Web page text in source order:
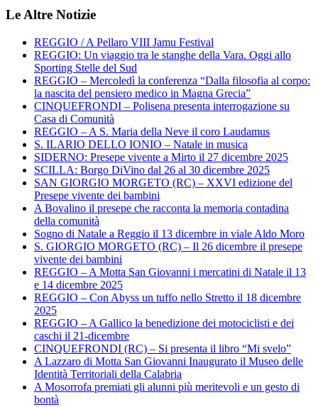
Le Altre Notizie
REGGIO / A Pellaro VIII Jamu Festival
REGGIO: Un viaggio tra le stanghe della Vara. Oggi allo
Sporting Stelle del Sud
REGGIO – Mercoledì la conferenza “Dalla filosofia al corpo:
la nascita del pensiero medico in Magna Grecia”
CINQUEFRONDI – Polisena presenta interrogazione su
Casa di Comunità
REGGIO – A S. Maria della Neve il coro Laudamus
S. ILARIO DELLO IONIO – Natale in musica
SIDERNO: Presepe vivente a Mirto il 27 dicembre 2025
SCILLA: Borgo DiVino dal 26 al 30 dicembre 2025
SAN GIORGIO MORGETO (RC) – XXVI edizione del
Presepe vivente dei bambini
A Bovalino il presepe che racconta la memoria contadina
della comunità
Sogno di Natale a Reggio il 13 dicembre in viale Aldo Moro
S. GIORGIO MORGETO (RC) – Il 26 dicembre il presepe
vivente dei bambini
REGGIO – A Motta San Giovanni i mercatini di Natale il 13
e 14 dicembre 2025
REGGIO – Con Abyss un tuffo nello Stretto il 18 dicembre
2025
REGGIO – A Gallico la benedizione dei motociclisti e dei
caschi il 21-dicembre
CINQUEFRONDI (RC) – Si presenta il libro “Mi svelo”
A Lazzaro di Motta San Giovanni Inaugurato il Museo delle
Identità Territoriali della Calabria
A Mosorrofa premiati gli alunni più meritevoli e un gesto di
bontà